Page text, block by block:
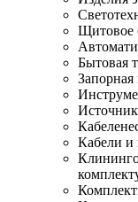
Щитовое
Бытовая
Кабели и